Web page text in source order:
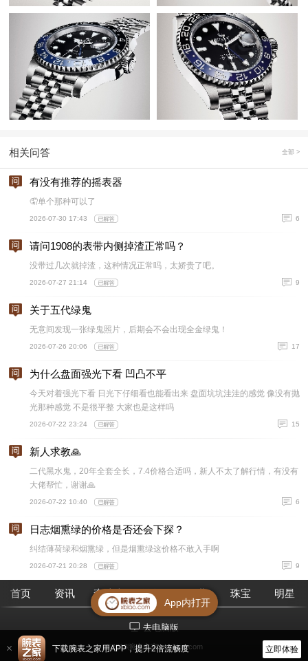
相关问答 全部 >
有没有推荐的摇表器
🤦单个那种可以了
2026-07-30 17:43 6
请问1908的表带内侧掉渣正常吗？
没带过几次就掉渣，这种情况正常吗，太娇贵了吧。
2026-07-27 21:14 9
关于五代绿鬼
无意间发现一张绿鬼照片，后期会不会出现全金绿鬼！
2026-07-26 20:06 17
为什么盘面强光下看 凹凸不平
今天对着强光下看 日光下仔细看也能看出来 盘面坑坑洼洼的感觉 像没有抛
光那种感觉 不是很平整 大家也是这样吗
2026-07-22 23:24 15
新人求教🙏
二代黑水鬼，20年全套全长，7.4价格合适吗，新人不太了解行情，有没有
大佬帮忙，谢谢🙏
2026-07-22 10:40 6
日志烟熏绿的价格是否还会下探？
纠结薄荷绿和烟熏绿，但是烟熏绿这价格不敢入手啊
2026-07-21 20:28 9
首页 资讯 查腕表 论坛 作业 珠宝 明星
去电脑版
©2018腕表之家 m.xbiao.com
App内打开
下载腕表之家用APP，提升2倍流畅度 立即体验